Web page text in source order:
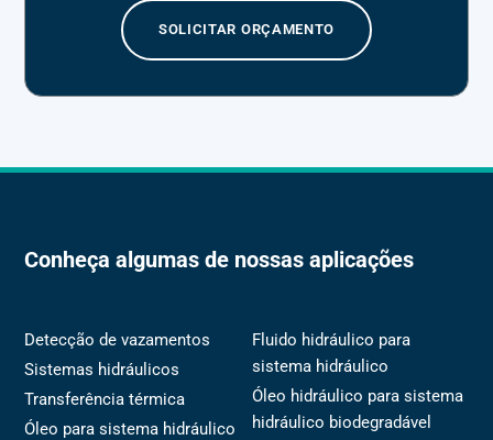
SOLICITAR ORÇAMENTO
Conheça algumas de nossas aplicações
Detecção de vazamentos
Sistemas hidráulicos
Transferência térmica
Óleo para sistema hidráulico
Fluido hidráulico para
sistema hidráulico
Óleo hidráulico para sistema
hidráulico biodegradável